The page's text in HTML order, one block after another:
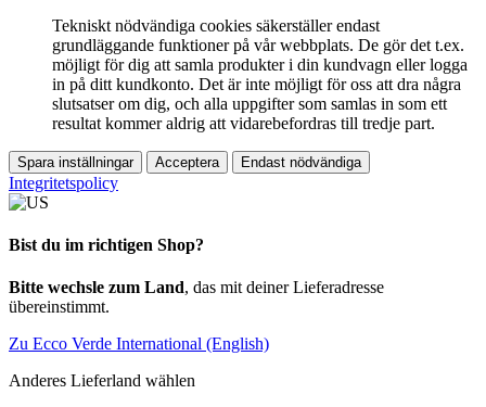
Tekniskt nödvändiga cookies säkerställer endast
grundläggande funktioner på vår webbplats. De gör det t.ex.
möjligt för dig att samla produkter i din kundvagn eller logga
in på ditt kundkonto. Det är inte möjligt för oss att dra några
slutsatser om dig, och alla uppgifter som samlas in som ett
resultat kommer aldrig att vidarebefordras till tredje part.
Spara inställningar Acceptera Endast nödvändiga
Integritetspolicy
Bist du im richtigen Shop?
Bitte wechsle zum Land, das mit deiner Lieferadresse
übereinstimmt.
Zu Ecco Verde International (English)
Anderes Lieferland wählen